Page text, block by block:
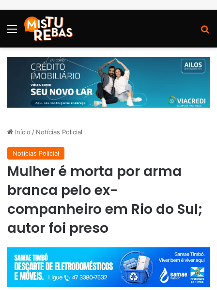
Menu
Início / Notícias Policial
Notícias Policial
Mulher é morta por arma
branca pelo ex-
companheiro em Rio do Sul;
autor foi preso